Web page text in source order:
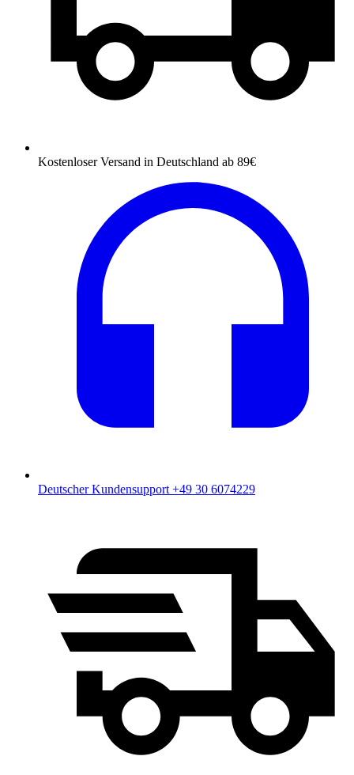
Kostenloser Versand in Deutschland ab 89€
Deutscher Kundensupport +49 30 6074229